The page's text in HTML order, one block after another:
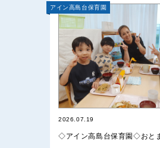
アイン高島台保育園
2026.07.19
◇アイン高島台保育園◇おと